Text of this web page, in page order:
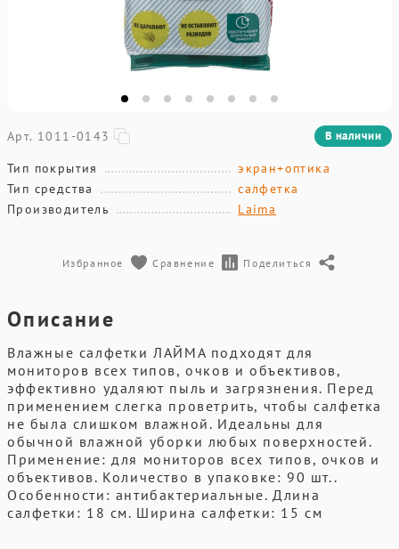
Арт. 1011-0143 В наличии
Тип покрытия
экран+оптика
Тип средства
салфетка
Производитель
Laima
Избранное Сравнение Поделиться
Описание
Влажные салфетки ЛАЙМА подходят для
мониторов всех типов, очков и объективов,
эффективно удаляют пыль и загрязнения. Перед
применением слегка проветрить, чтобы салфетка
не была слишком влажной. Идеальны для
обычной влажной уборки любых поверхностей.
Применение: для мониторов всех типов, очков и
объективов. Количество в упаковке: 90 шт..
Особенности: антибактериальные. Длина
салфетки: 18 см. Ширина салфетки: 15 см